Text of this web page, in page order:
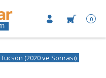
0
Tucson (2020 ve Sonrası)